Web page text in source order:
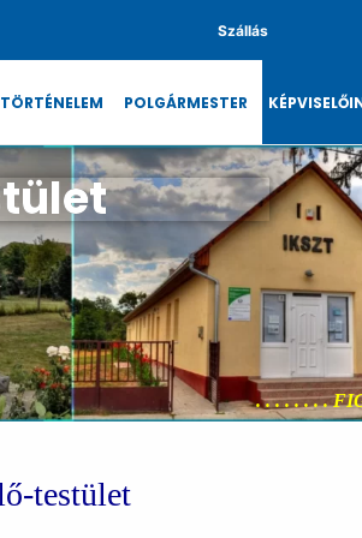
Szállás
TÖRTÉNELEM POLGÁRMESTER
. . . . . . . . FIGYELEM ! ! !
testület